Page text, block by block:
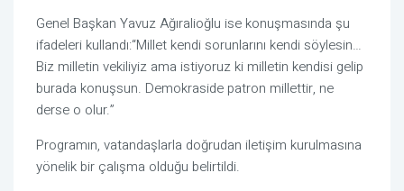
Genel Başkan Yavuz Ağıralioğlu ise konuşmasında şu
ifadeleri kullandı:“Millet kendi sorunlarını kendi söylesin…
Biz milletin vekiliyiz ama istiyoruz ki milletin kendisi gelip
burada konuşsun. Demokraside patron millettir, ne
derse o olur.”
Programın, vatandaşlarla doğrudan iletişim kurulmasına
yönelik bir çalışma olduğu belirtildi.